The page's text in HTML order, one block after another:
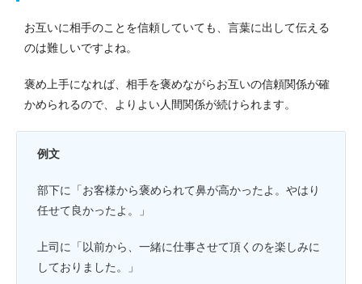
お互いに相手のことを信頼していても、言葉に出して伝える
のは難しいですよね。
褒め上手になれば、相手を褒めながらお互いの信頼関係が確
かめられるので、よりよい人間関係が続けられます。
例文
部下に「お客様から褒められて鼻が高かったよ。やはり
任せて良かったよ。」
上司に「以前から、一緒に仕事させて頂くのを楽しみに
しておりました。」